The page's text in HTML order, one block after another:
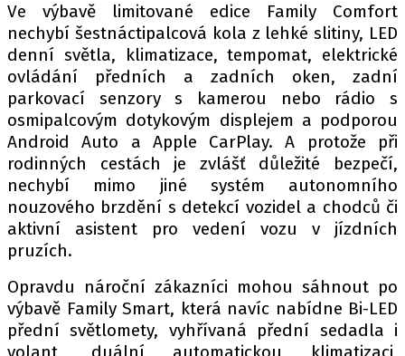
Provozovatelem serveru autoroad.cz je
INCORP MEDIA GROUP s.r.o., IČ: 118 23 054
Ve výbavě limitované edice Family Comfort
nechybí šestnáctipalcová kola z lehké slitiny, LED
denní světla, klimatizace, tempomat, elektrické
ovládání předních a zadních oken, zadní
parkovací senzory s kamerou nebo rádio s
osmipalcovým dotykovým displejem a podporou
Android Auto a Apple CarPlay. A protože při
rodinných cestách je zvlášť důležité bezpečí,
nechybí mimo jiné systém autonomního
nouzového brzdění s detekcí vozidel a chodců či
aktivní asistent pro vedení vozu v jízdních
pruzích.
Opravdu nároční zákazníci mohou sáhnout po
výbavě Family Smart, která navíc nabídne Bi-LED
přední světlomety, vyhřívaná přední sedadla i